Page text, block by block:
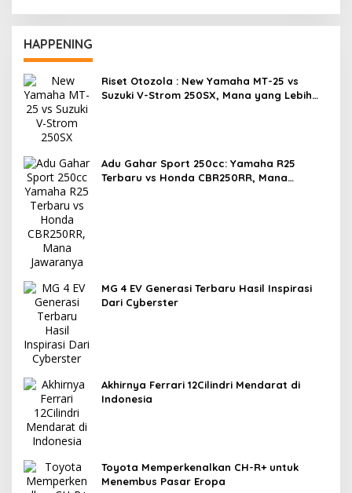
HAPPENING
Riset Otozola : New Yamaha MT-25 vs
Suzuki V-Strom 250SX, Mana yang Lebih
Adu Gahar Sport 250cc: Yamaha R25
Terbaru vs Honda CBR250RR, Mana
MG 4 EV Generasi Terbaru Hasil Inspirasi
Dari Cyberster
Akhirnya Ferrari 12Cilindri Mendarat di
Indonesia
Toyota Memperkenalkan CH-R+ untuk
Menembus Pasar Eropa